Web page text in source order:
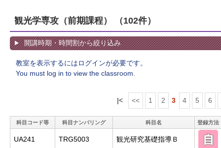
観光学専攻（前期課程） （102件）
開講時期・時間割から絞り込み
教室を表示するにはログインが必要です。
You must log in to view the classroom.
|< << 1 2 3 4 5 6
科目コード等 科目ナンバリング 科目名 登録方法
UA241 TRG5003 観光研究基礎指導Ｂ